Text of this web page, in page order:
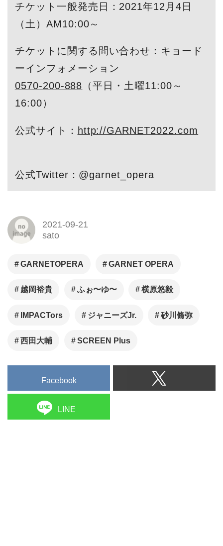
チケット一般発売日：2021年12月4日
（土）AM10:00～
チケットに関する問い合わせ：キョード
ーインフォメーション
0570-200-888 （平日・土曜11:00～
16:00）
公式サイト： http://GARNET2022.com
公式Twitter：@garnet_opera
2021-09-21
sato
GARNETOPERA GARNET OPERA
越岡裕貴 ふぉ〜ゆ〜 横原悠毅
IMPACTors ジャニーズJr. 砂川脩弥
西田大輔 SCREEN Plus
Facebook
LINE